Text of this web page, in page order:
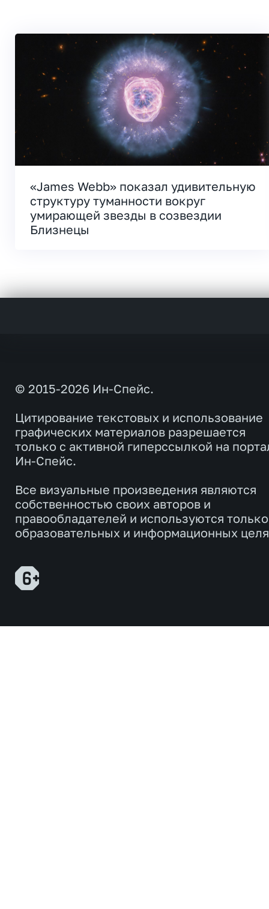
«James Webb» показал удивительную
структуру туманности вокруг
умирающей звезды в созвездии
Близнецы
© 2015-2026 Ин-Спейс.
Цитирование текстовых и использование
графических материалов разрешается
только с активной гиперссылкой на
Ин-Спейс.
Все визуальные произведения являются
собственностью своих авторов и
правообладателей и используются
образовательных и информационных